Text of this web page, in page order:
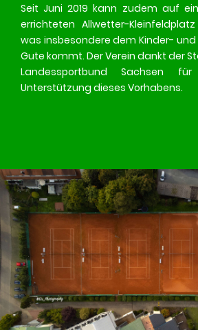
Seit Juni 2019 kann zudem auf
errichteten Allwetter-
was insbesondere dem Kinder-
Gute kommt. Der Verein dankt der
Landessportbund Sachsen
Unterstützung dieses Vorhabens.